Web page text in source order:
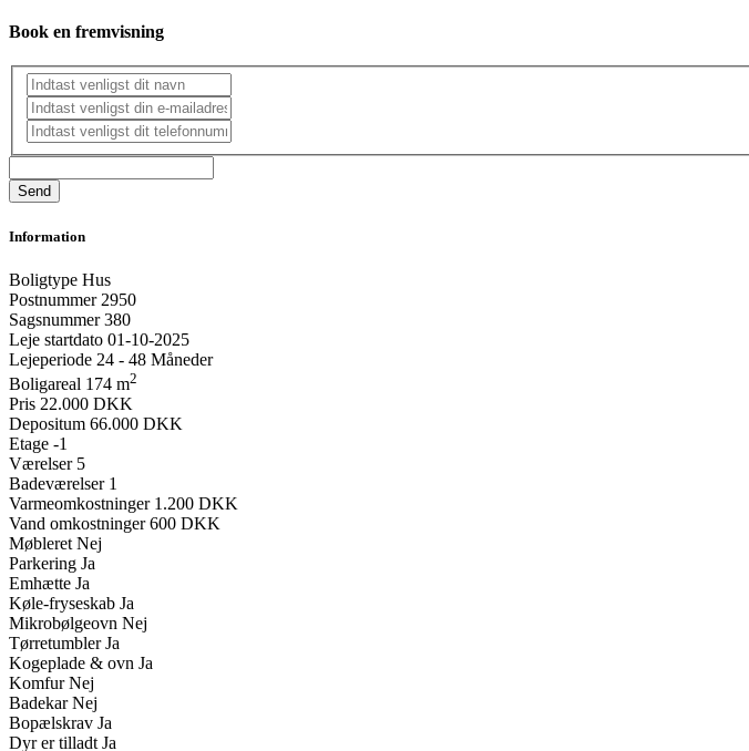
Book en fremvisning
Information
Boligtype Hus
Postnummer 2950
Sagsnummer 380
Leje startdato 01-10-2025
Lejeperiode 24 - 48 Måneder
Boligareal 174 m2
Pris 22.000 DKK
Depositum 66.000 DKK
Etage -1
Værelser 5
Badeværelser 1
Varmeomkostninger 1.200 DKK
Vand omkostninger 600 DKK
Møbleret Nej
Parkering Ja
Emhætte Ja
Køle-fryseskab Ja
Mikrobølgeovn Nej
Tørretumbler Ja
Kogeplade & ovn Ja
Komfur Nej
Badekar Nej
Bopælskrav Ja
Dyr er tilladt Ja